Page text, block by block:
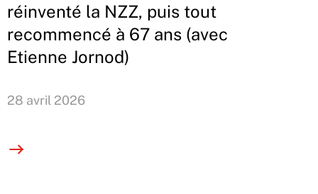
réinventé la NZZ, puis tout
recommencé à 67 ans (avec
Etienne Jornod)
28 avril 2026